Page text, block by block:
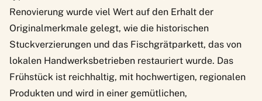
Renovierung wurde viel Wert auf den Erhalt der
Originalmerkmale gelegt, wie die historischen
Stuckverzierungen und das Fischgrätparkett, das von
lokalen Handwerksbetrieben restauriert wurde. Das
Frühstück ist reichhaltig, mit hochwertigen, regionalen
Produkten und wird in einer gemütlichen,